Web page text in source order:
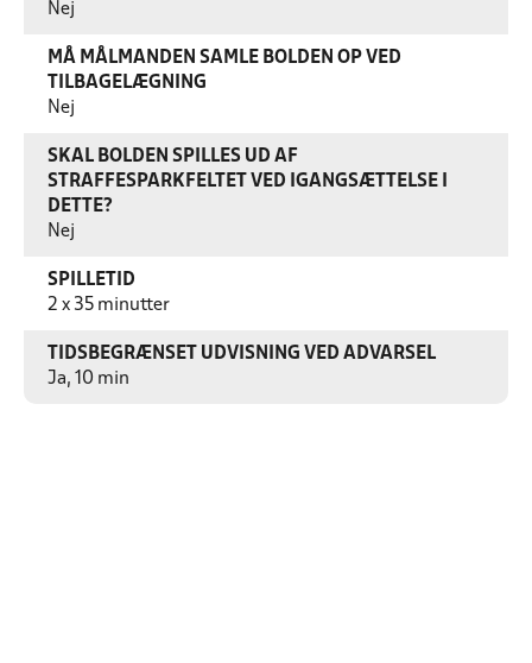
Nej
MÅ MÅLMANDEN SAMLE BOLDEN OP VED
TILBAGELÆGNING
Nej
SKAL BOLDEN SPILLES UD AF
STRAFFESPARKFELTET VED IGANGSÆTTELSE I
DETTE?
Nej
SPILLETID
2 x 35 minutter
TIDSBEGRÆNSET UDVISNING VED ADVARSEL
Ja, 10 min